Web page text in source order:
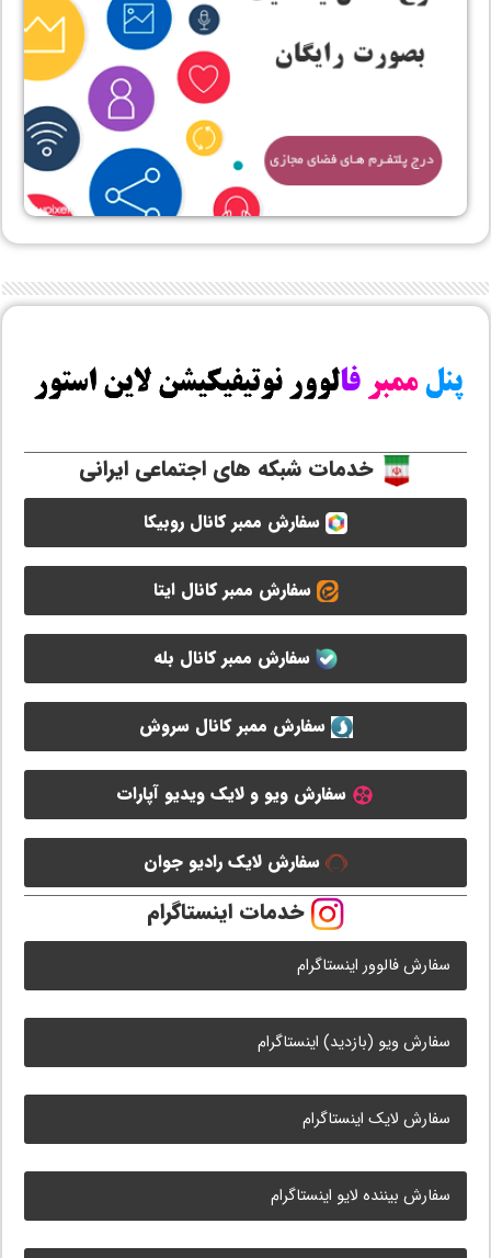
خدمات شبکه های اجتماعی ایرانی
سفارش ممبر کانال روبیکا
سفارش ممبر کانال ایتا
سفارش ممبر کانال بله
سفارش ممبر کانال سروش
سفارش ویو و لایک ویدیو آپارات
سفارش لایک رادیو جوان
خدمات اینستاگرام
سفارش فالوور اینستاگرام
سفارش ویو (بازدید) اینستاگرام
سفارش لایک اینستاگرام
سفارش بیننده لایو اینستاگرام